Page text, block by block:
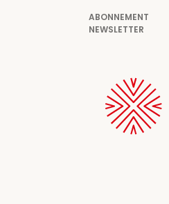
ABONNEMENT
NEWSLETTER